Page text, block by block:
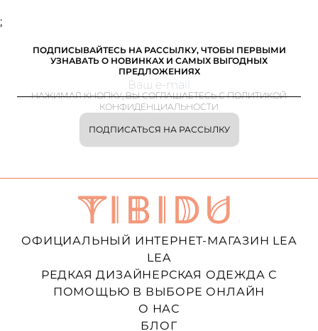
;
ПОДПИСЫВАЙТЕСЬ НА РАССЫЛКУ, ЧТОБЫ ПЕРВЫМИ
УЗНАВАТЬ О НОВИНКАХ И САМЫХ ВЫГОДНЫХ
ПРЕДЛОЖЕНИЯХ
ПОДПИСАТЬСЯ НА РАССЫЛКУ
НАЖИМАЯ КНОПКУ, ВЫ СОГЛАШАЕТЕСЬ С ПОЛИТИКОЙ
КОНФИДЕНЦИАЛЬНОСТИ
ОФИЦИАЛЬНЫЙ ИНТЕРНЕТ-МАГАЗИН LEA
LEA
РЕДКАЯ ДИЗАЙНЕРСКАЯ ОДЕЖДА С
ПОМОЩЬЮ В ВЫБОРЕ ОНЛАЙН
О НАС
БЛОГ